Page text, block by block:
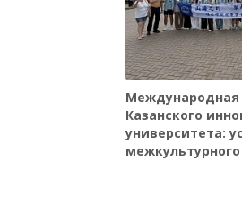
Международная
Казанского
университета: